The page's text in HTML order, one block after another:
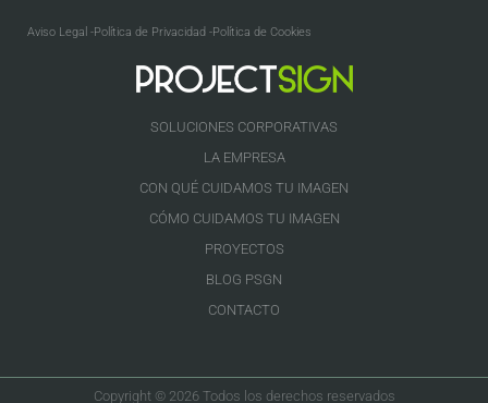
Aviso Legal -Política de Privacidad -Política de Cookies
SOLUCIONES CORPORATIVAS
LA EMPRESA
CON QUÉ CUIDAMOS TU IMAGEN
CÓMO CUIDAMOS TU IMAGEN
PROYECTOS
BLOG PSGN
CONTACTO
Copyright © 2026 Todos los derechos reservados